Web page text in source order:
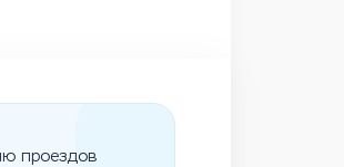
проездов